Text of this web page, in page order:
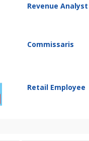
Revenue Analyst
Commissaris
Retail Employee